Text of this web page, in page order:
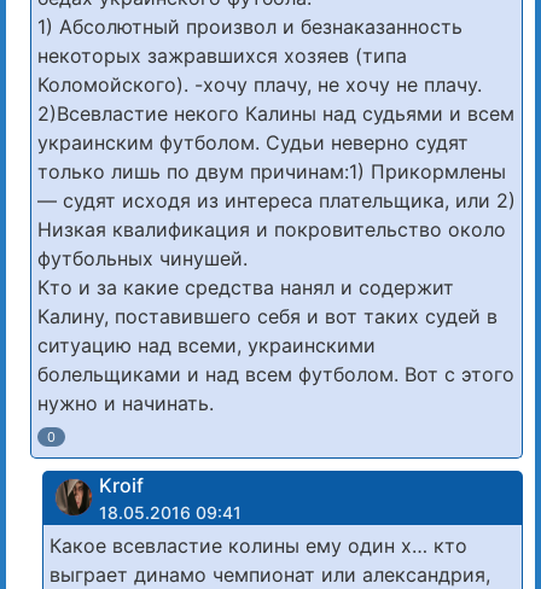
1) Абсолютный произвол и безнаказанность
некоторых зажравшихся хозяев (типа
Коломойского). -хочу плачу, не хочу не плачу.
2)Всевластие некого Калины над судьями и всем
украинским футболом. Судьи неверно судят
только лишь по двум причинам:1) Прикормлены
— судят исходя из интереса плательщика, или 2)
Низкая квалификация и покровительство около
футбольных чинушей.
Кто и за какие средства нанял и содержит
Калину, поставившего себя и вот таких судей в
ситуацию над всеми, украинскими
болельщиками и над всем футболом. Вот с этого
нужно и начинать.
0
Kroif
18.05.2016 09:41
Какое всевластие колины ему один х… кто
выграет динамо чемпионат или александрия,